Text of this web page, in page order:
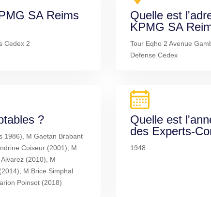
SA Reims
Cedex 2
Quelle est
KPMG SA
Tour Eqho 2 Avenue
Defense Cedex
?
1986), M Gaetan Brabant
Coiseur (2001), M
(2010), M
M Brice Simphal
Poinsot (2018)
Quelle est
des Experts-
1948